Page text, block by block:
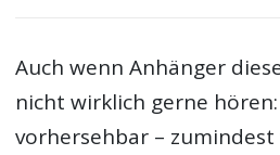
Auch wenn Anhänger
nicht wirklich gerne
vorhersehbar –